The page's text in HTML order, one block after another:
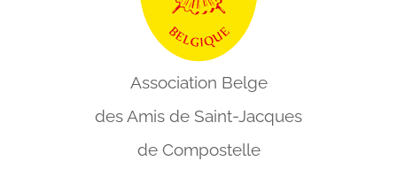
Association Belge
des Amis de Saint-Jacques
de Compostelle